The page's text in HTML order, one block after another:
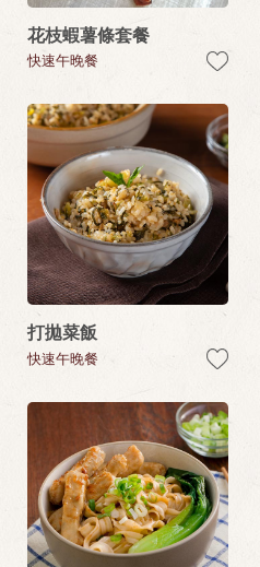
花枝蝦薯條套餐
快速午晚餐
打拋菜飯
快速午晚餐